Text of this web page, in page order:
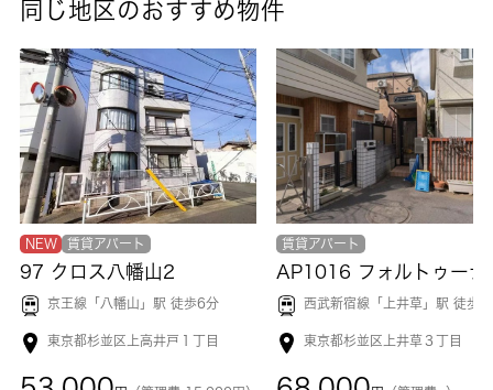
同じ地区のおすすめ物件
NEW 賃貸アパート
97 クロス八幡山2
京王線「 八幡山 」駅 徒歩6分
東京都杉並区上高井戸１丁目
賃貸アパート
西武新宿線「 上井草 」駅 徒歩
東京都杉並区上井草３丁目